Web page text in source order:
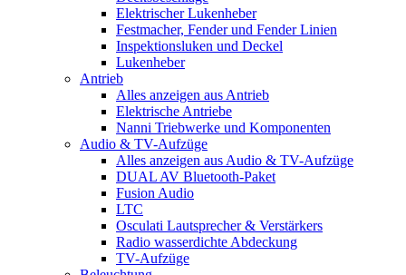
Elektrischer Lukenheber
Festmacher, Fender und Fender Linien
Inspektionsluken und Deckel
Lukenheber
Antrieb
Alles anzeigen aus Antrieb
Elektrische Antriebe
Nanni Triebwerke und Komponenten
Audio & TV-Aufzüge
Alles anzeigen aus Audio & TV-Aufzüge
DUAL AV Bluetooth-Paket
Fusion Audio
LTC
Osculati Lautsprecher & Verstärkers
Radio wasserdichte Abdeckung
TV-Aufzüge